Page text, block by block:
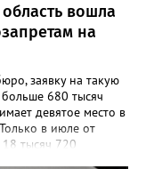
вошла
на
заявку на такую
больше 680 тысяч
девятое место в
в июле от
тысяч 720